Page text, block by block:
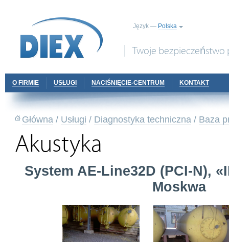
Język — Polska
Twoje bezpieczeństwo
О FIRMIE USŁUGI NACIŚNIĘCIE-CENTRUM KONTAKT
Główna / Usługi / Diagnostyka techniczna / Baza
Akustyka
System AE-Line32D (PCI-N),
Moskwa